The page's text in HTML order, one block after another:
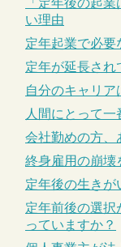
「定年後の起
い理由
定年起業で必要
定年が延長され
自分のキャリ
人間にとって一
会社勤めの方、
終身雇用の崩壊
定年後の生きが
定年前後の選択
っていますか？